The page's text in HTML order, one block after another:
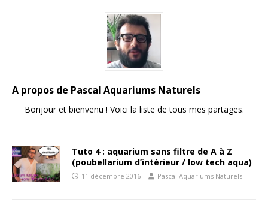
A propos de Pascal Aquariums Naturels
Bonjour et bienvenu ! Voici la liste de tous mes partages.
Tuto 4 : aquarium sans filtre de A à Z
(poubellarium d’intérieur / low tech aqua)
11 décembre 2016 Pascal Aquariums Naturels